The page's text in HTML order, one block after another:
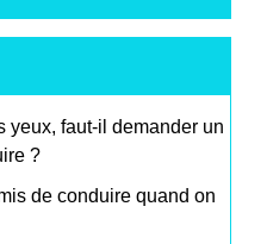
yeux, faut-il demander un
?
de conduire quand on